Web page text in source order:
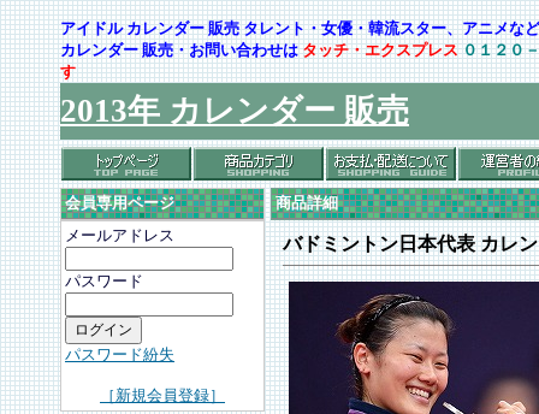
アイドル カレンダー 販売 タレント・女優・韓流スター、アニメ
カレンダー 販売・お問い合わせはタッチ・エクスプレス ０１２０
す
2013年 カレンダー 販売
会員専用ページ
メールアドレス
パスワード
パスワード紛失
［新規会員登録］
商品詳細
バドミントン日本代表 カレ